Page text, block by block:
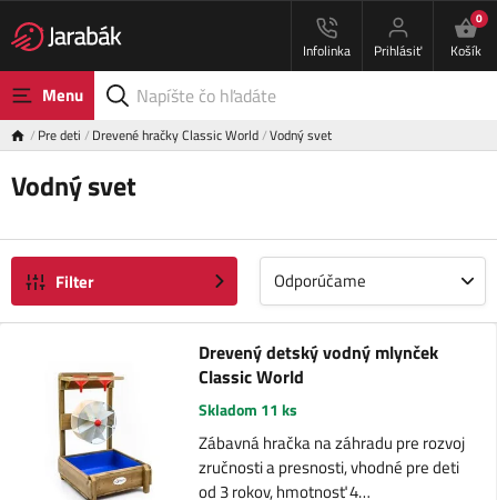
Infolinka Prihlásiť
0
Košík
Menu
Pre deti Drevené hračky Classic World Vodný svet
Vodný svet
Filter Odporúčame
Drevený detský vodný mlynček
Classic World
Skladom 11 ks
Zábavná hračka na záhradu pre rozvoj
zručnosti a presnosti, vhodné pre deti
od 3 rokov, hmotnosť 4…